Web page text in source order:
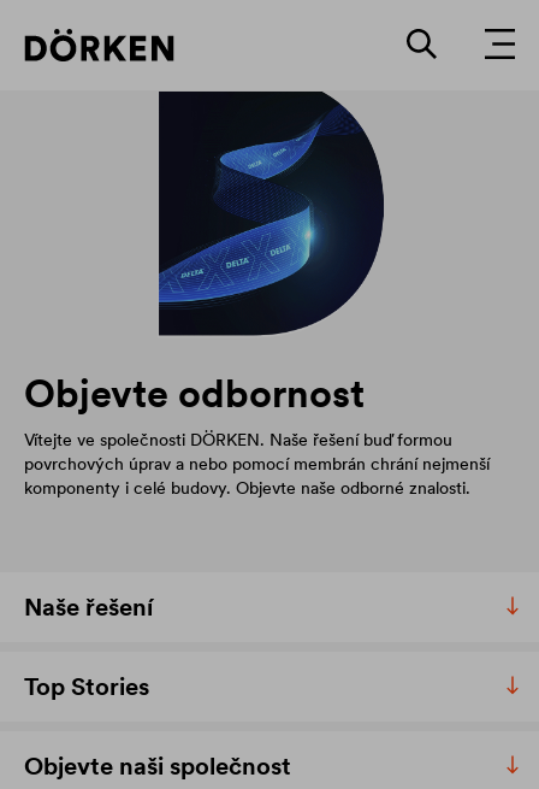
Objevte odbornost
Vítejte ve společnosti DÖRKEN. Naše řešení buď formou
povrchových úprav a nebo pomocí membrán chrání nejmenší
komponenty i celé budovy. Objevte naše odborné znalosti.
Naše řešení
Top Stories
Objevte naši společnost